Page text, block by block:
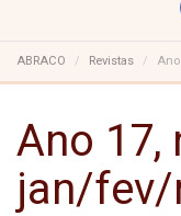
ABRACO Revistas
Ano 17,
jan/fev/